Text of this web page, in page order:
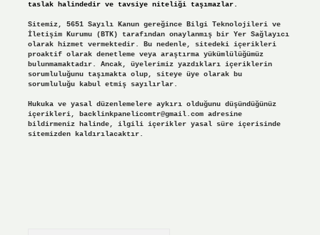
taslak halindedir ve tavsiye niteliği taşımazlar.
Sitemiz, 5651 Sayılı Kanun gereğince Bilgi Teknolojileri ve
İletişim Kurumu (BTK) tarafından onaylanmış bir Yer Sağlayıcı
olarak hizmet vermektedir. Bu nedenle, sitedeki içerikleri
proaktif olarak denetleme veya araştırma yükümlülüğümüz
bulunmamaktadır. Ancak, üyelerimiz yazdıkları içeriklerin
sorumluluğunu taşımakta olup, siteye üye olarak bu
sorumluluğu kabul etmiş sayılırlar.
Hukuka ve yasal düzenlemelere aykırı olduğunu düşündüğünüz
içerikleri, backlinkpanelicomtr@gmail.comadresine
bildirmeniz halinde, ilgili içerikler yasal süre içerisinde
sitemizden kaldırılacaktır.